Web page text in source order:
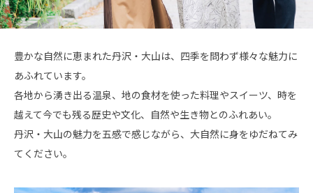
豊かな自然に恵まれた丹沢・大山は、四季を問わず様々な魅力に
あふれています。
各地から湧き出る温泉、地の食材を使った料理やスイーツ、時を
越えて今でも残る歴史や文化、自然や生き物とのふれあい。
丹沢・大山の魅力を五感で感じながら、大自然に身をゆだねてみ
てください。